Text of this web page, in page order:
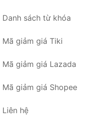
Danh sách từ khóa
Mã giảm giá Tiki
Mã giảm giá Lazada
Mã giảm giá Shopee
Liên hệ